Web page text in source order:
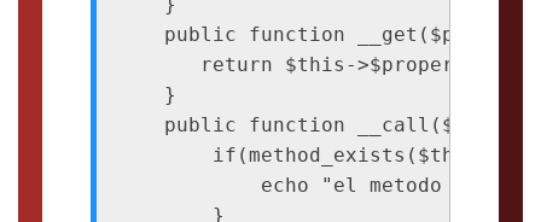
public function
return $this-
   }
public function
echo "el metodo es
       }